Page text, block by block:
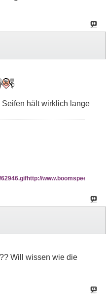
Seifen hält wirklich lange
http://
Will wissen wie die